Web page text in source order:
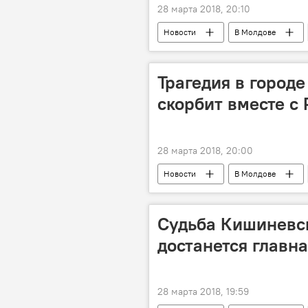
28 марта 2018, 20:10
Новости В Молдове
Россия
Республика
Трагедия в
скорбит вместе с
28 марта 2018, 20:00
Новости В Молдове
Россия
Республика
Судьба
достанется
28 марта 2018, 19:59